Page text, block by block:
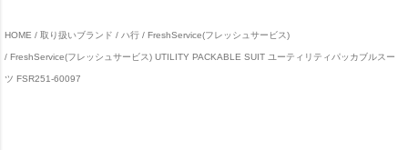
HOME 取り扱いブランド ハ行 FreshService(フレッシュサービス)
FreshService(フレッシュサービス) UTILITY PACKABLE SUIT ユーティリティパッカブルスー
ツ FSR251-60097